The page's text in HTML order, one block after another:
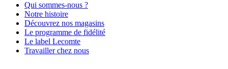
Qui sommes-nous ?
Notre histoire
Découvrez nos magasins
Le programme de fidélité
Le label Lecomte
Travailler chez nous